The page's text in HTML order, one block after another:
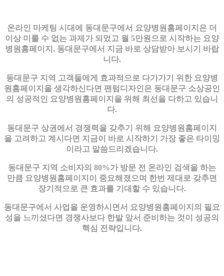
온라인 마케팅 시대에 동대문구에서 요양병원홈페이지은 더
이상 미룰 수 없는 과제가 되었고 월 5만원으로 시작하는 요양
병원홈페이지, 동대문구에서 지금 바로 상담받아 보시기 바랍
니다.
동대문구 지역 고객들에게 효과적으로 다가가기 위한 요양병
원홈페이지을 생각하신다면 팬텀디자인은 동대문구 소상공인
의 성공적인 요양병원홈페이지을 위해 최선을 다하고 있습니
다.
동대문구 상권에서 경쟁력을 갖추기 위해 요양병원홈페이지
을 고려하고 계시다면 지금이 바로 시작하기 가장 좋은 타이밍
이라고 말씀드리겠습니다.
동대문구 지역 소비자의 80%가 방문 전 온라인 검색을 하는
만큼 요양병원홈페이지이 중요해졌으며 한번 제대로 갖추면
장기적으로 큰 효과를 기대할 수 있습니다.
동대문구에서 사업을 운영하시면서 요양병원홈페이지의 필요
성을 느끼셨다면 경쟁사보다 한발 앞서 준비하는 것이 성공의
핵심 전략입니다.